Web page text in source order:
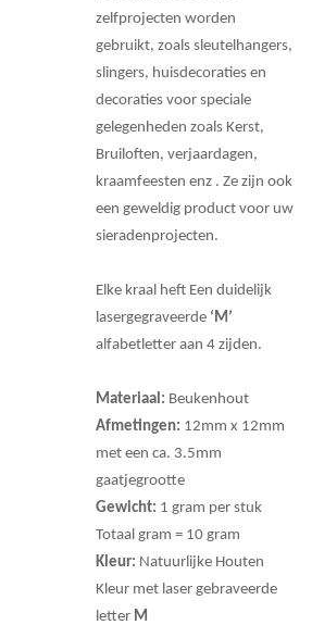
zelfprojecten worden
gebruikt, zoals sleutelhangers,
slingers, huisdecoraties en
decoraties voor speciale
gelegenheden zoals Kerst,
Bruiloften, verjaardagen,
kraamfeesten enz . Ze zijn ook
een geweldig product voor uw
sieradenprojecten.
Elke kraal heft Een duidelijk
lasergegraveerde ‘M’
alfabetletter aan 4 zijden.
Materiaal: Beukenhout
Afmetingen: 12mm x 12mm
met een ca. 3.5mm
gaatjegrootte
Gewicht: 1 gram per stuk
Totaal gram = 10 gram
Kleur: Natuurlijke Houten
Kleur met laser gebraveerde
letter M